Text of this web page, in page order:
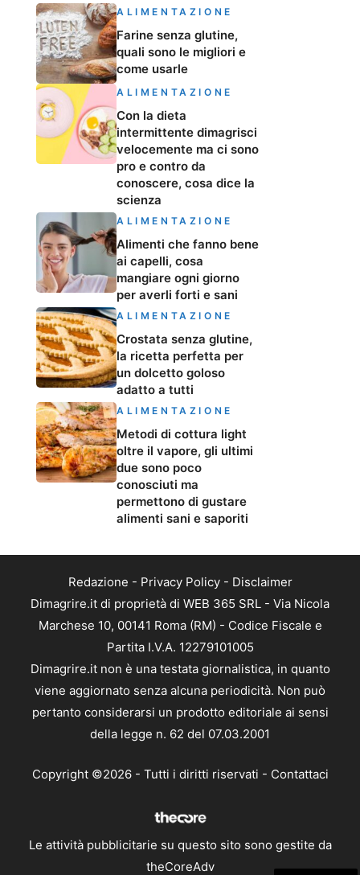
ALIMENTAZIONE
Farine senza glutine,
quali sono le migliori e
come usarle
ALIMENTAZIONE
Con la dieta
intermittente dimagrisci
velocemente ma ci sono
pro e contro da
conoscere, cosa dice la
scienza
ALIMENTAZIONE
Alimenti che fanno bene
ai capelli, cosa
mangiare ogni giorno
per averli forti e sani
ALIMENTAZIONE
Crostata senza glutine,
la ricetta perfetta per
un dolcetto goloso
adatto a tutti
ALIMENTAZIONE
Metodi di cottura light
oltre il vapore, gli ultimi
due sono poco
conosciuti ma
permettono di gustare
alimenti sani e saporiti
Redazione - Privacy Policy- Disclaimer
Dimagrire.it di proprietà di WEB 365 SRL - Via Nicola
Marchese 10, 00141 Roma (RM) - Codice Fiscale e
Partita I.V.A. 12279101005
Dimagrire.it non è una testata giornalistica, in quanto
viene aggiornato senza alcuna periodicità. Non può
pertanto considerarsi un prodotto editoriale ai sensi
della legge n. 62 del 07.03.2001
Copyright ©2026 - Tutti i diritti riservati - Contattaci
Le attività pubblicitarie su questo sito sono gestite da
theCoreAdv